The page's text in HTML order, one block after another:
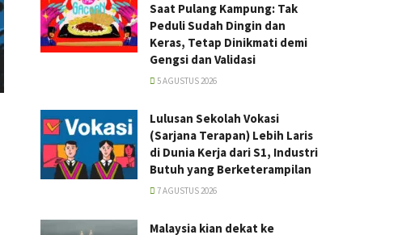
Saat Pulang Kampung: Tak
Peduli Sudah Dingin dan
Keras, Tetap Dinikmati demi
Gengsi dan Validasi
5 AGUSTUS 2026
Lulusan Sekolah Vokasi
(Sarjana Terapan) Lebih Laris
di Dunia Kerja dari S1, Industri
Butuh yang Berketerampilan
7 AGUSTUS 2026
Malaysia kian dekat ke